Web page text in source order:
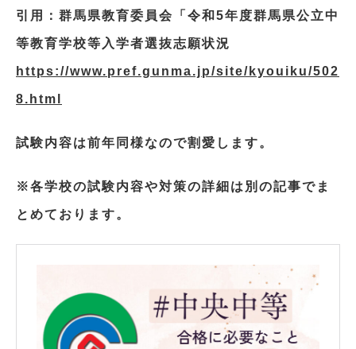
引用：群馬県教育委員会「令和5年度群馬県公立中
等教育学校等入学者選抜志願状況
https://www.pref.gunma.jp/site/kyouiku/502
8.html
試験内容は前年同様なので割愛します。
※各学校の試験内容や対策の詳細は別の記事でま
とめております。